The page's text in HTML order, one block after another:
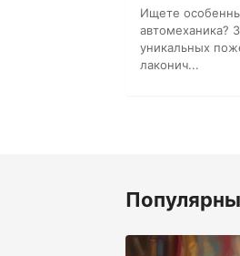
Ищете
автомеханика?
уникальных
лаконич...